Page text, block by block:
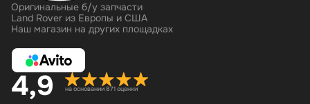
Оригинальные б/у запчасти
Land Rover из Европы и США
Наш магазин на других площадках
4,9 на основании 871 оценки